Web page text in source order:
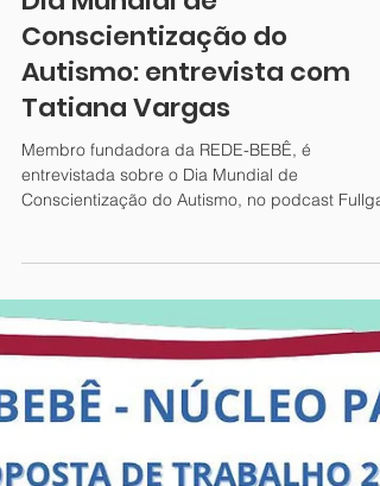
2 de abr. de 2024
Dia Mundial de
Autismo: entrevista com
Tatiana Vargas
Membro fundadora da REDE-BEBÊ, é
entrevistada sobre o Dia Mundial de
Conscientização do Autismo, no podcast